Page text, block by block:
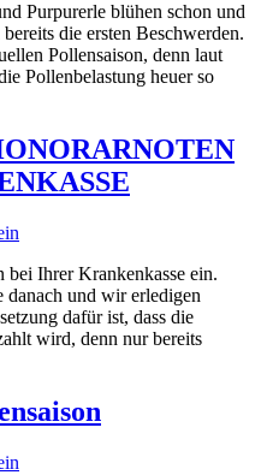
Purpurerle blühen schon und
die ersten Beschwerden.
Pollensaison, denn laut
Pollenbelastung heuer so
bei Ihrer Krankenkasse ein.
danach und wir erledigen
dafür ist, dass die
wird, denn nur bereits